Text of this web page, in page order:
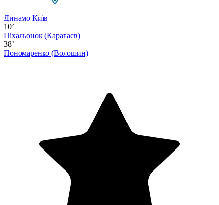
Динамо Київ
10’
Піхальонок (Караваєв)
38’
Пономаренко (Волошин)